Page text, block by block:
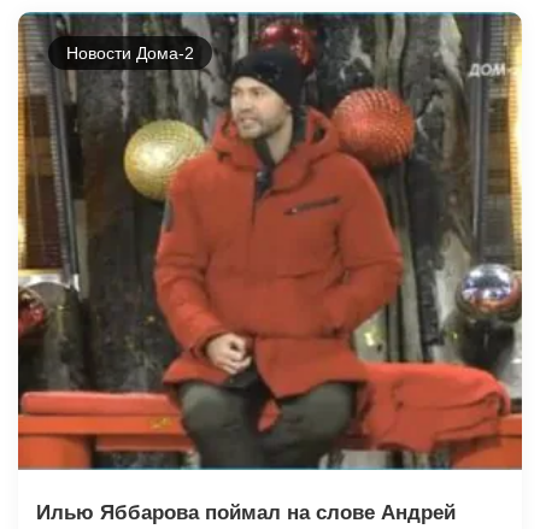
Новости Дома-2
Илью Яббарова поймал на слове Андрей